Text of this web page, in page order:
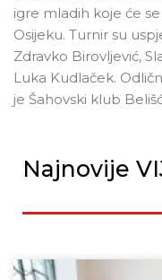
igre mladih koje će
Osijeku. Turnir su
Zdravko Birovljević,
Luka Kudlaček.
je Šahovski klub
Najnovije